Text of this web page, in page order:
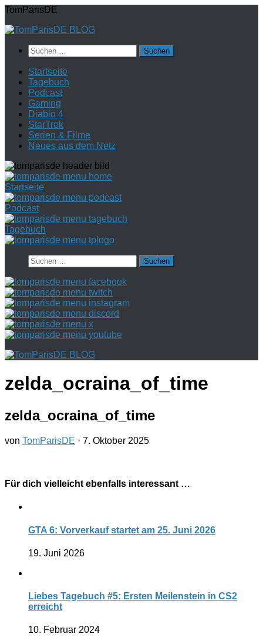
Zum
springen
TomParisDE
Suchen
nach:
Startseite
Tagebuch
Podcast
Gaming
Diablo 4
StarTrek
Serien & Filme
Neues aus dem Netz
Startseite
Podcast
Tagebuch
Suchen
nach:
zelda_ocraina_of_time
zelda_ocraina_of_time
von TomParisDE · 7. Oktober 2025
Für dich vielleicht ebenfalls interessant …
GTA 6: Vorverkauf startet am 25. Juni 2026
19. Juni 2026
Liebes Tagebuch #5: Ersten Meilenstein in CS2
erreicht
10. Februar 2024